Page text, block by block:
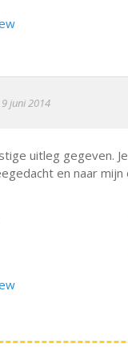
9 juni 2014
uitleg gegeven.
en naar